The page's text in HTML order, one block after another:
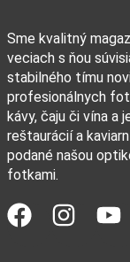
Sme kvalitný
veciach s ňou
stabilného tímu
profesionálnych
kávy, čaju či vína a
reštaurácií a
podané našou
fotkami.